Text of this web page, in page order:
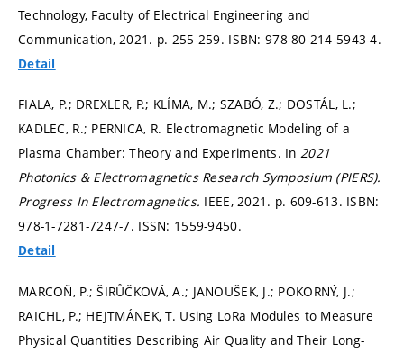
Technology, Faculty of Electrical Engineering and
Communication, 2021. p. 255-259. ISBN: 978-80-214-5943-4.
Detail
FIALA, P.; DREXLER, P.; KLÍMA, M.; SZABÓ, Z.; DOSTÁL, L.;
KADLEC, R.; PERNICA, R. Electromagnetic Modeling of a
Plasma Chamber: Theory and Experiments. In2021
Photonics & Electromagnetics Research Symposium (PIERS).
Progress In Electromagnetics. IEEE, 2021. p. 609-613. ISBN:
978-1-7281-7247-7. ISSN: 1559-9450.
Detail
MARCOŇ, P.; ŠIRŮČKOVÁ, A.; JANOUŠEK, J.; POKORNÝ, J.;
RAICHL, P.; HEJTMÁNEK, T. Using LoRa Modules to Measure
Physical Quantities Describing Air Quality and Their Long-